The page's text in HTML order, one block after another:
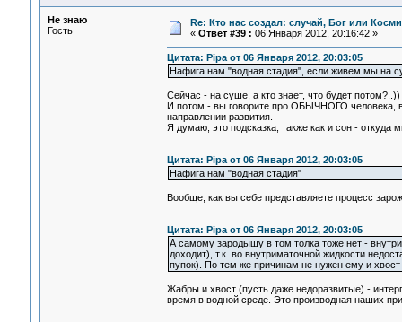
Не знаю
Гость
Re: Кто нас создал: случай, Бог или
« Ответ #39 : 06 Января 2012, 20:16:42 »
Цитата: Pipa от 06 Января 2012, 20:03:05
Нафига нам "водная стадия", если живем мы на
Сейчас - на суше, а кто знает, что будет
И потом - вы говорите про ОБЫЧНОГО человека,
направлении развития.
Я думаю, это подсказка, также как и сон -
Цитата: Pipa от 06 Января 2012, 20:03:05
Нафига нам "водная стадия"
Вообще, как вы себе представляете процесс
Цитата: Pipa от 06 Января 2012, 20:03:05
А самому зародышу в том толка тоже нет -
доходит), т.к. во внутриматочной жидкости
пупок). По тем же причинам не нужен ему и хвост
Жабры и хвост (пусть даже недоразвитые) -
время в водной среде. Это производная наших